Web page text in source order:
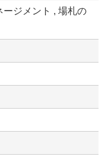
ージメント , 場札の